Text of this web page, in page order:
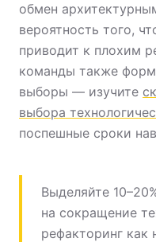
обмен
вероятность того,
приводит к плохим
команды также
выборы — изучите
выбора
поспешные сроки
Выделяйте
на сокращение
рефакторинг как